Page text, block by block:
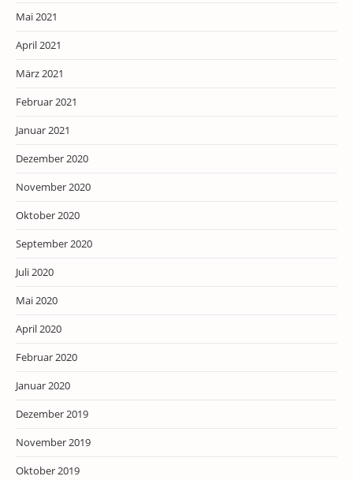
Mai 2021
April 2021
März 2021
Februar 2021
Januar 2021
Dezember 2020
November 2020
Oktober 2020
September 2020
Juli 2020
Mai 2020
April 2020
Februar 2020
Januar 2020
Dezember 2019
November 2019
Oktober 2019